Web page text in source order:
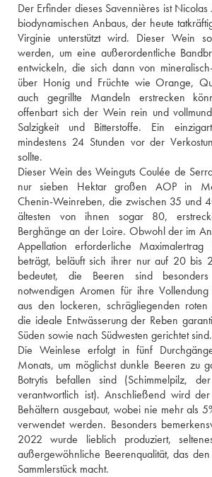
Der Erfinder dieses Savennières ist
biodynamischen Anbaus, der heute
Virginie unterstützt wird. Dieser Wein
werden, um eine außerordentliche
entwickeln, die sich dann von
über Honig und Früchte wie Orange,
auch gegrillte Mandeln erstrecken
offenbart sich der Wein rein und
Salzigkeit und Bitterstoffe. Ein
mindestens 24 Stunden vor der
sollte.
Dieser Wein des Weinguts Coulée de
nur sieben Hektar großen AOP in
Chenin-Weinreben, die zwischen 35 und
ältesten von ihnen sogar 80,
Berghänge an der Loire. Obwohl der im
Appellation erforderliche
beträgt, beläuft sich ihrer nur auf 20 bis
bedeutet, die Beeren sind
notwendigen Aromen für ihre
aus den lockeren, schrägliegenden
die ideale Entwässerung der Reben
Süden sowie nach Südwesten gerichtet sind.
Die Weinlese erfolgt in fünf
Monats, um möglichst dunkle Beeren zu
Botrytis befallen sind (Schimmelpilz,
verantwortlich ist). Anschließend wird
Behältern ausgebaut, wobei nie mehr als
verwendet werden. Besonders
2022 wurde lieblich produziert,
außergewöhnliche Beerenqualität, das
Sammlerstück macht.